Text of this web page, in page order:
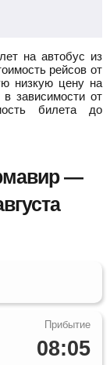
на автобус из
рейсов от
низкую цену на
зависимости от
билета до
—
08:05